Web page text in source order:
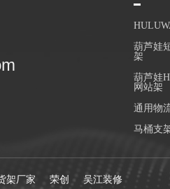
葫芦娃
架
葫芦娃
网站架
通用物
马桶支
架厂家 荣创 吴江装修